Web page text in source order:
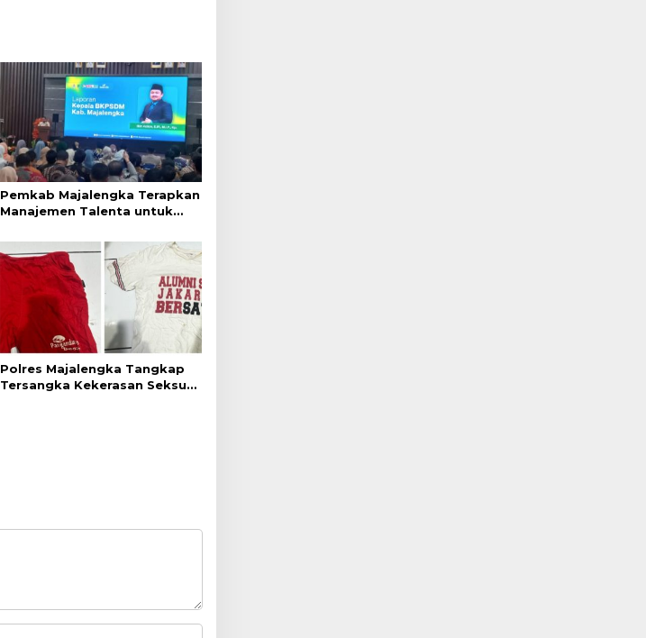
Pemkab Majalengka Terapkan
Manajemen Talenta untuk
Polres Majalengka Tangkap
Tersangka Kekerasan Seksual